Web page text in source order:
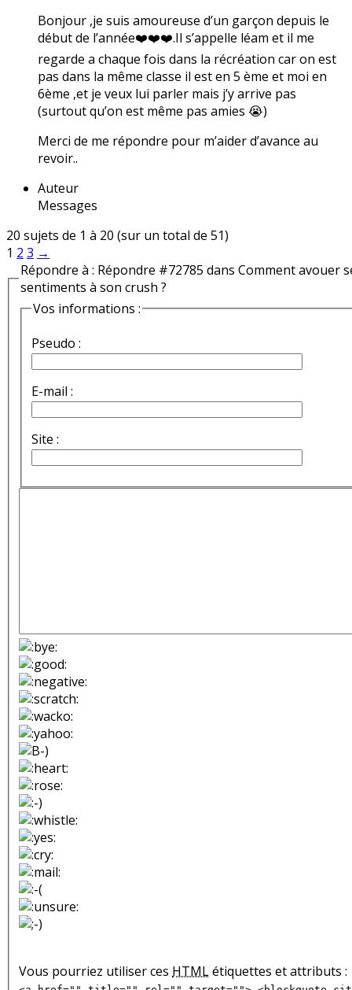
Bonjour ,je suis amoureuse d’un garçon depuis le
début de l’année❤️❤️❤️.Il s’appelle léam et il me
regarde a chaque fois dans la récréation car on est
pas dans la même classe il est en 5 ème et moi en
6ème ,et je veux lui parler mais j’y arrive pas
(surtout qu’on est même pas amies 😭)
Merci de me répondre pour m’aider d’avance au
revoir..
Auteur
Messages
20 sujets de 1 à 20 (sur un total de 51)
1 2 3 →
Répondre à : Répondre #72785 dans Comment avouer
sentiments à son crush ?
Vos informations :
Pseudo :
E-mail :
Site :
Vous pourriez utiliser ces HTMLétiquettes et attributs :